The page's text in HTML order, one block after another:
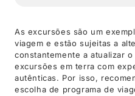
As excursões são um
viagem e estão sujeitas a
constantemente a atualizar
excursões em terra com
autênticas. Por isso,
escolha de programa de